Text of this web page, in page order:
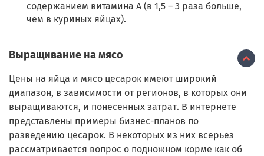
содержанием витамина А (в 1,5 – 3 раза больше,
чем в куриных яйцах).
Выращивание на мясо
Цены на яйца и мясо цесарок имеют широкий
диапазон, в зависимости от регионов, в которых они
выращиваются, и понесенных затрат. В интернете
представлены примеры бизнес-планов по
разведению цесарок. В некоторых из них всерьез
рассматривается вопрос о подножном корме как об